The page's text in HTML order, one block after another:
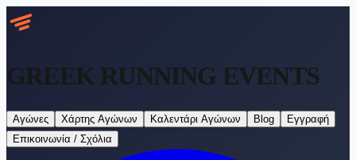
GREEK RUNNING EVENTS
Αγώνες Χάρτης Αγώνων Καλεντάρι Αγώνων Blog
Εγγραφή
Επικοινωνία / Σχόλια